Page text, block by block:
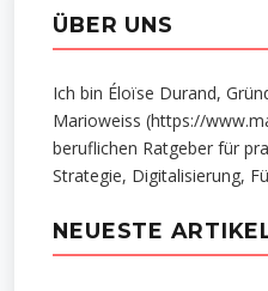
ÜBER UNS
Ich bin Éloïse Durand,
Marioweiss (https://
beruflichen Ratgeber für
Strategie, Digitalisierung,
NEUESTE